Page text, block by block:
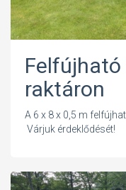
Felfújható
raktáron
A 6 x 8 x 0,5 m
Várjuk érdeklődését!